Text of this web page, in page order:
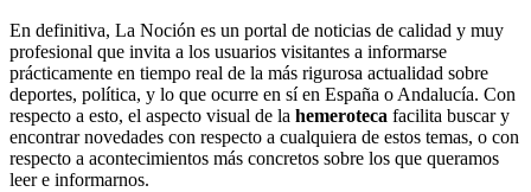
En definitiva, La Noción es un portal de noticias de calidad y muy
profesional que invita a los usuarios visitantes a informarse
prácticamente en tiempo real de la más rigurosa actualidad sobre
deportes, política, y lo que ocurre en sí en España o Andalucía. Con
respecto a esto, el aspecto visual de la hemeroteca facilita buscar y
encontrar novedades con respecto a cualquiera de estos temas, o con
respecto a acontecimientos más concretos sobre los que queramos
leer e informarnos.